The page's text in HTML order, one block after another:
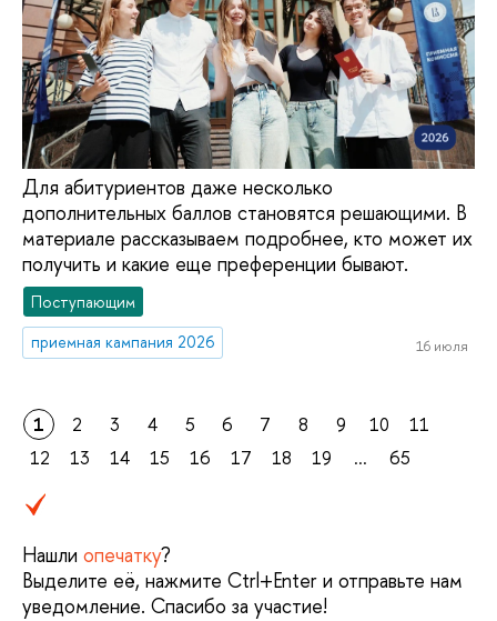
Для абитуриентов даже несколько
дополнительных баллов становятся решающими. В
материале рассказываем подробнее, кто может их
получить и какие еще преференции бывают.
Поступающим
приемная кампания 2026
16 июля
1 2 3 4 5 6 7 8 9 10
11
12
13 14 15 16 17 18 19 ... 65
Нашли опечатку?
Выделите её, нажмите Ctrl+Enter и отправьте нам
уведомление. Спасибо за участие!